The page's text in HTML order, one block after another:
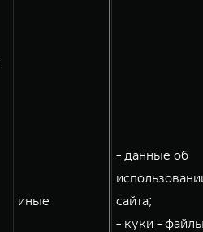
иные
- данные об
сайта;
- куки -